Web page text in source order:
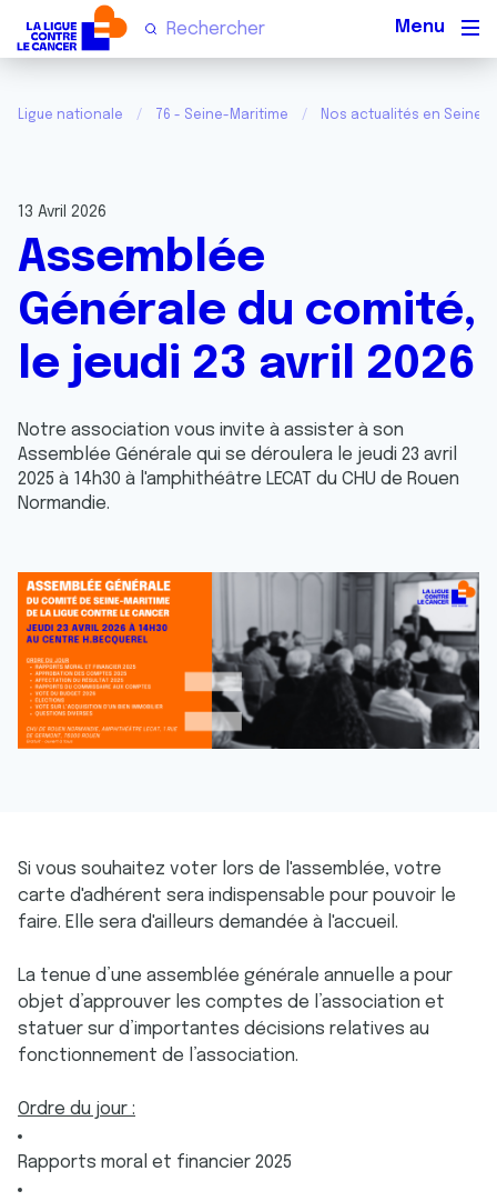
Ligue nationale 76 - Seine-Maritime Nos actualités en Seine-
13 Avril 2026
Assemblée
Générale du comité,
le jeudi 23 avril 2026
Notre association vous invite à assister à son
Assemblée Générale qui se déroulera le jeudi 23 avril
2025 à 14h30 à l'amphithéâtre LECAT du CHU de Rouen
Normandie.
Si vous souhaitez voter lors de l'assemblée, votre
carte d'adhérent sera indispensable pour pouvoir le
faire. Elle sera d'ailleurs demandée à l'accueil.
La tenue d’une assemblée générale annuelle a pour
objet d’approuver les comptes de l’association et
statuer sur d’importantes décisions relatives au
fonctionnement de l’association.
Ordre du jour :
Rapports moral et financier 2025